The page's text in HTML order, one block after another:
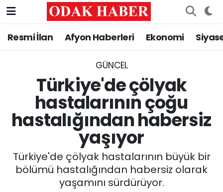
Resmi İlan Afyon Haberleri Ekonomi
GÜNCEL
Türkiye'de çölyak
hastalarının çoğu
hastalığından habersiz
yaşıyor
Türkiye'de çölyak hastalarının büyük bir
bölümü hastalığından habersiz olarak
yaşamını sürdürüyor.
AFYONKARAHİSAR HABERLERİ
ASAYİŞ
GÜNCEL
EĞİTİM
Nöbetçi Eczaneler
Trafik Durumu
Süper Lig Puan Durumu ve Fikstür
Tüm Manşetler
Son Dakika Haberleri